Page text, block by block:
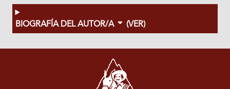
BIOGRAFÍA DEL AUTOR/A (VER)